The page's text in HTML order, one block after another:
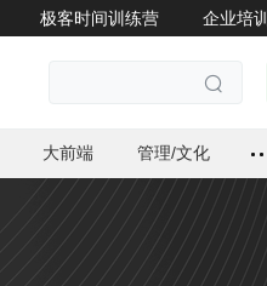
极客时间训练营 企业培训

大前端 管理/文化